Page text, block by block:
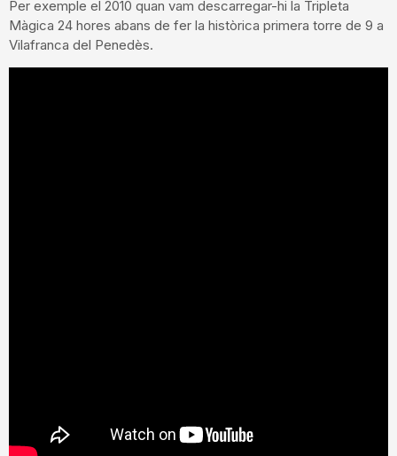
Per exemple el 2010 quan vam descarregar-hi la Tripleta
Màgica 24 hores abans de fer la històrica primera torre de 9 a
Vilafranca del Penedès.